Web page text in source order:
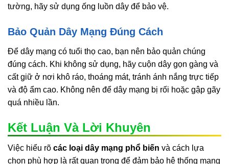
tường, hãy sử dụng ống luồn dây để bảo vệ.
Bảo Quản Dây Mạng Đúng Cách
Để dây mạng có tuổi thọ cao, bạn nên bảo quản chúng
đúng cách. Khi không sử dụng, hãy cuộn dây gọn gàng và
cất giữ ở nơi khô ráo, thoáng mát, tránh ánh nắng trực tiếp
và độ ẩm cao. Không nên để dây mạng bị rối hoặc gập gãy
quá nhiều lần.
Kết Luận Và Lời Khuyên
Việc hiểu rõ các loại dây mạng phổ biến và cách lựa
chọn phù hợp là rất quan trọng để đảm bảo hệ thống mạng